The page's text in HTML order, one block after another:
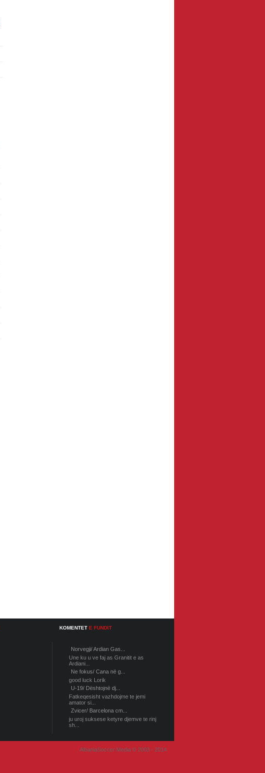
KOMENTET E FUNDIT
Norvegji/ Ardian Gas...
Une ku u ve faj as Granitit e as
Ardiani...
Ne fokus/ Cana në g...
good luck Lorik
U-19/ Dështojnë dj...
Fatkeqesisht vazhdojme te jemi
amator si...
Zvicer/ Barcelona cm...
ju uroj suksese ketyre djemve te rinj
sh...
AlbaniaSoccer Media © 2003 - 2014